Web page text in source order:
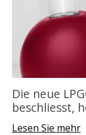
Die neue
beschliesst,
Lesen Sie mehr